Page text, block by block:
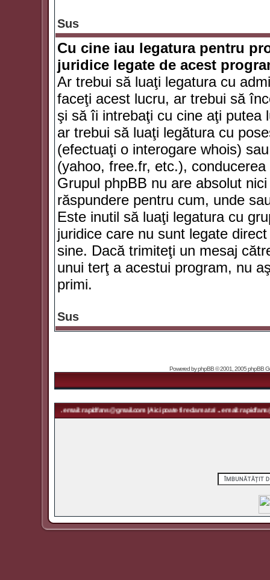
Sus
Cu cine iau legatura pentru
juridice legate de acest
Ar trebui să luaţi legatura cu
faceţi acest lucru, ar trebui să
şi să îi intrebaţi cu cine aţi putea
ar trebui să luaţi legătura cu
(efectuaţi o interogare whois)
(yahoo, free.fr, etc.),
Grupul phpBB nu are absolut
răspundere pentru cum, unde
Este inutil să luaţi legatura cu
juridice care nu sunt legate
sine. Dacă trimiteţi un mesaj
unui terţ a acestui program, nu
primi.
Sus
Powered byphpBB© 2001, 2005 phpBB
... email: rapidfans@gmail.com | Aici poate fi reclama ta! ... email: rapidfans@gmail.com